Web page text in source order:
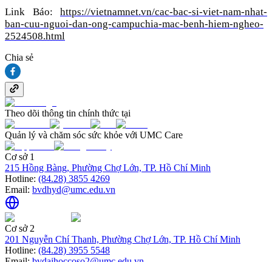
Link Báo:
https://vietnamnet.vn/cac-bac-si-viet-nam-nhat-
ban-cuu-nguoi-dan-ong-campuchia-mac-benh-hiem-ngheo-
2524508.html
Chia sẻ
Theo dõi thông tin chính thức tại
Quản lý và chăm sóc sức khỏe với UMC Care
Cơ sở 1
215 Hồng Bàng, Phường Chợ Lớn, TP. Hồ Chí Minh
Hotline: (84.28) 3855 4269
Email: bvdhyd@umc.edu.vn
Cơ sở 2
201 Nguyễn Chí Thanh, Phường Chợ Lớn, TP. Hồ Chí Minh
Hotline: (84.28) 3955 5548